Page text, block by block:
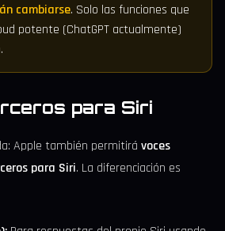
cambiarse. Solo las funciones que
potente (ChatGPT actualmente)
para Siri
Apple también permitirá voces
para Siri. La diferenciación es